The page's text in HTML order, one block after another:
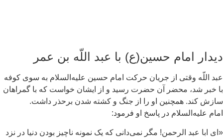
امام حسین(ع) با عبد اللّه بن عمر
اللّه وقتی از جریان حرکت امام حسین علیه‌السلام به سوی کوفه
خبر شد، محضر آن حضرت رسید و از ایشان خواست که با گمراهان
کند. همچنین او را از جنگ و کشته شدن برحذر داشت.
علیه‌السلام در پاسخ او فرمود:
ابا عبد الرحمن! مگر نمی‌دانی که یک نمونه ناچیز بودن دنیا در نزد